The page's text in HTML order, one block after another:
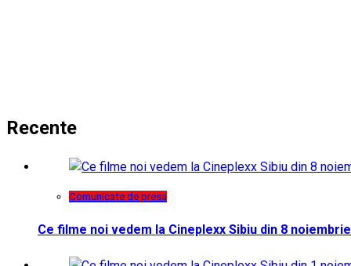
Recente
Comunicate de presa
Ce filme noi vedem la Cineplexx Sibiu din 8 noiembrie